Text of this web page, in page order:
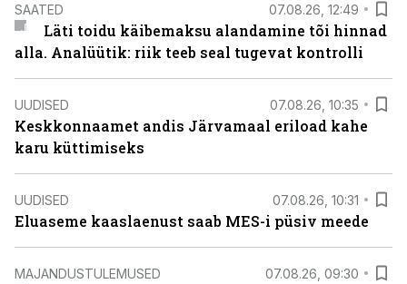
SAATED 07.08.26, 12:49
Läti toidu käibemaksu alandamine tõi hinnad
alla. Analüütik: riik teeb seal tugevat kontrolli
UUDISED 07.08.26, 10:35
Keskkonnaamet andis Järvamaal eriload kahe
karu küttimiseks
UUDISED 07.08.26, 10:31
Eluaseme kaaslaenust saab MES-i püsiv meede
MAJANDUSTULEMUSED 07.08.26, 09:30